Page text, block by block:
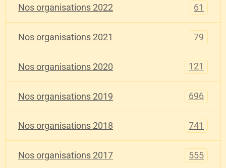
Nos organisations 2022 61
Nos organisations 2021 79
Nos organisations 2020 121
Nos organisations 2019 696
Nos organisations 2018 741
Nos organisations 2017 555